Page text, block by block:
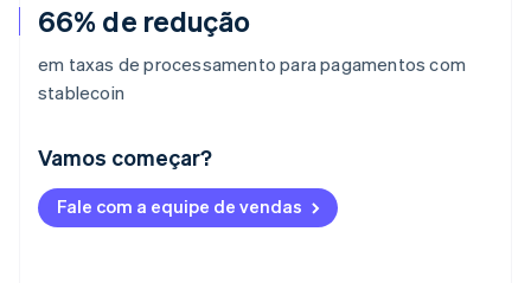
66% de redução
em taxas de processamento para pagamentos com
stablecoin
Vamos começar?
Fale com a equipe de vendas
DeutschEnglish
Austrália